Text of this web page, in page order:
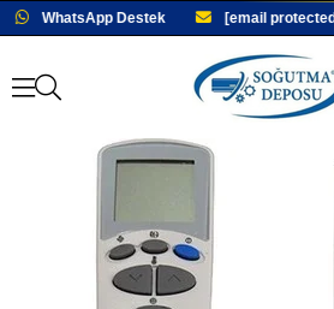
WhatsApp Destek [email protected]